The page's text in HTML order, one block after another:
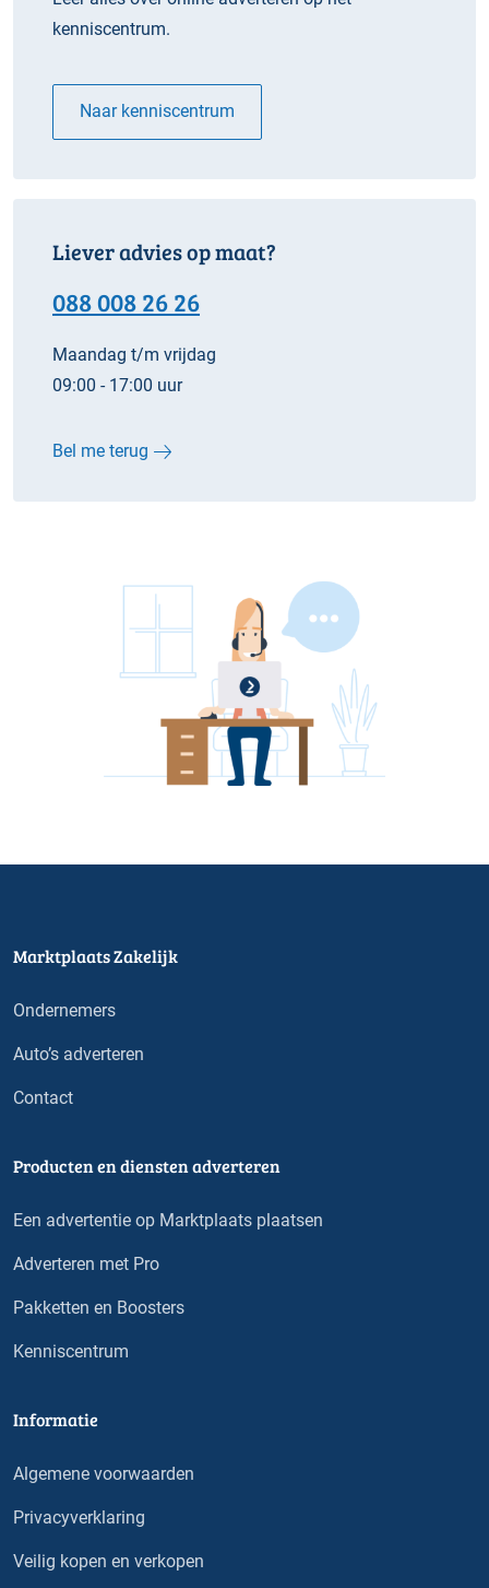
kenniscentrum.
Naar kenniscentrum
Liever advies op maat?
088 008 26 26
Maandag t/m vrijdag
09:00 - 17:00 uur
Bel me terug
Marktplaats Zakelijk
Ondernemers
Auto’s adverteren
Contact
Producten en diensten adverteren
Een advertentie op Marktplaats plaatsen
Adverteren met Pro
Pakketten en Boosters
Kenniscentrum
Informatie
Algemene voorwaarden
Privacyverklaring
Veilig kopen en verkopen